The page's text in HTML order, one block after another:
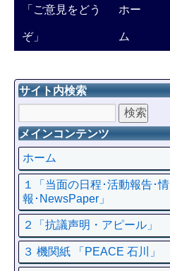
「ご意見をどう
ぞ」
ホー
ム
サイト内検索
メインコンテンツ
ホーム
１「当面の日程･活動報告･情
報･NewsPaper」
２「抗議声明・アピール」
３ 機関紙 「PEACE 石川」